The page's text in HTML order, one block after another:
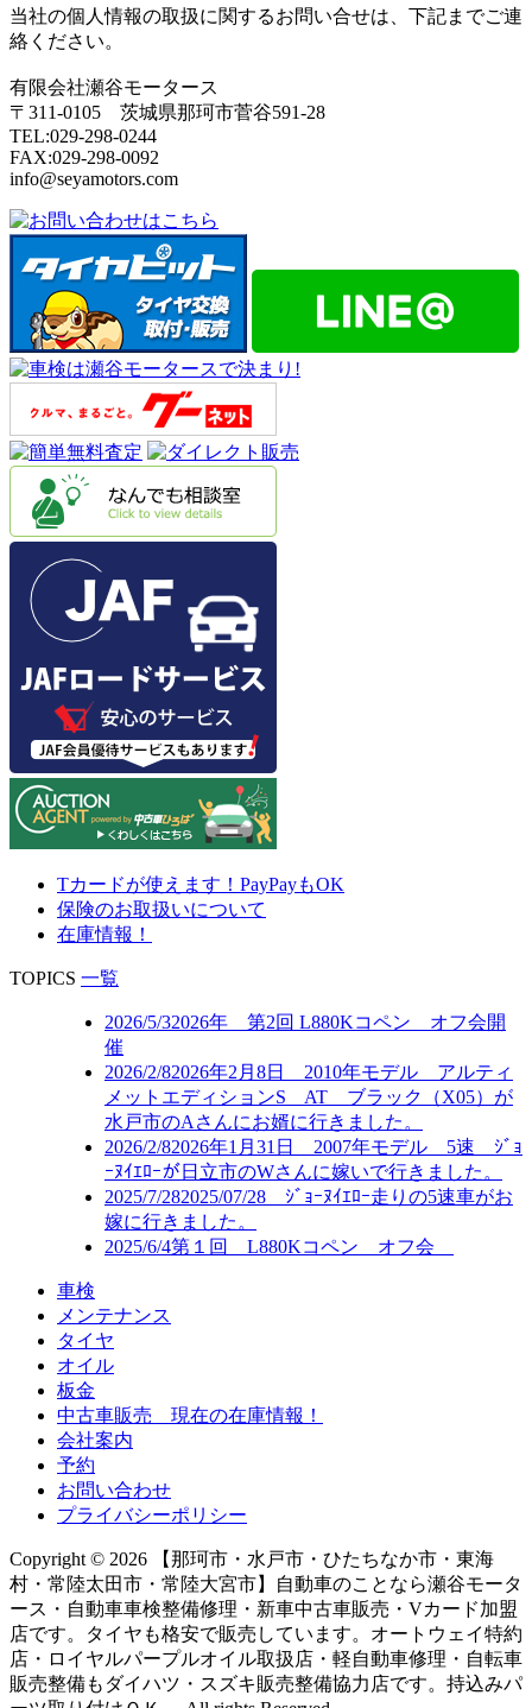
当社の個人情報の取扱に関するお問い合せは、下記までご連
絡ください。
有限会社瀬谷モータース
〒311-0105 茨城県那珂市菅谷591-28
TEL:029-298-0244
FAX:029-298-0092
info@seyamotors.com
Tカードが使えます！PayPayもOK
保険のお取扱いについて
在庫情報！
TOPICS 一覧
2026/5/32026年 第2回 L880Kコペン オフ会開
催
2026/2/82026年2月8日 2010年モデル アルティ
メットエディションS AT ブラック（X05）が
水戸市のAさんにお婿に行きました。
2026/2/82026年1月31日 2007年モデル 5速 ｼﾞｮ
ｰﾇｲｴﾛｰが日立市のWさんに嫁いで行きました。
2025/7/282025/07/28 ｼﾞｮｰﾇｲｴﾛｰ走りの5速車がお
嫁に行きました。
2025/6/4第１回 L880Kコペン オフ会
車検
メンテナンス
タイヤ
オイル
板金
中古車販売 現在の在庫情報！
会社案内
予約
お問い合わせ
プライバシーポリシー
Copyright © 2026 【那珂市・水戸市・ひたちなか市・東海
村・常陸太田市・常陸大宮市】自動車のことなら瀬谷モータ
ース・自動車車検整備修理・新車中古車販売・Vカード加盟
店です。タイヤも格安で販売しています。オートウェイ特約
店・ロイヤルパープルオイル取扱店・軽自動車修理・自転車
販売整備もダイハツ・スズキ販売整備協力店です。持込みパ